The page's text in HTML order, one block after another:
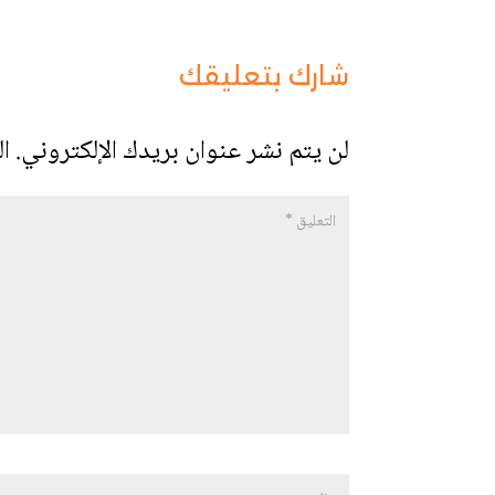
شارك بتعليقك
لن يتم نشر عنوان بريدك الإلكتروني.